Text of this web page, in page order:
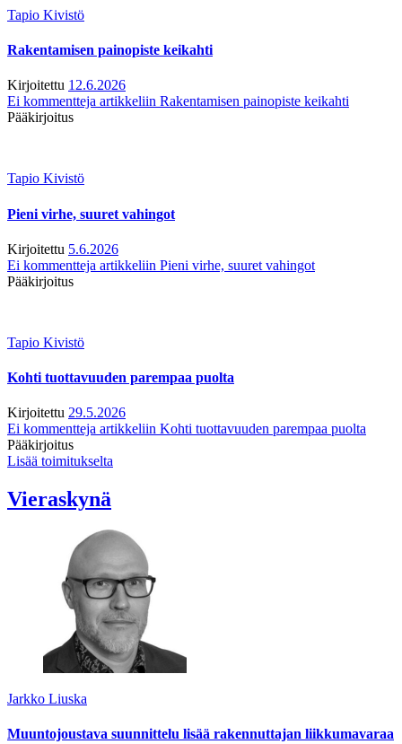
Tapio Kivistö
Rakentamisen painopiste keikahti
Kirjoitettu 12.6.2026
Ei kommentteja artikkeliin Rakentamisen painopiste keikahti
Pääkirjoitus
Tapio Kivistö
Pieni virhe, suuret vahingot
Kirjoitettu 5.6.2026
Ei kommentteja artikkeliin Pieni virhe, suuret vahingot
Pääkirjoitus
Tapio Kivistö
Kohti tuottavuuden parempaa puolta
Kirjoitettu 29.5.2026
Ei kommentteja artikkeliin Kohti tuottavuuden parempaa puolta
Pääkirjoitus
Lisää toimitukselta
Vieraskynä
Jarkko Liuska
Muuntojoustava suunnittelu lisää rakennuttajan liikkumavaraa